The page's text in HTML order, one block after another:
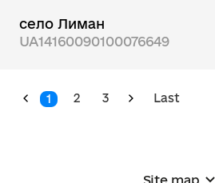
село Лиман
UA14160090100076649
1 2 3 Last
Site map